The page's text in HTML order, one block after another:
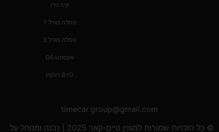
קיה נירו
טסלה מודל Y
טסלה מודל 3
אקספנג G6
BYD דולפין
timecar.group@gmail.com
© כל הזכויות שמורות למגזין טיים-קאר 2025 | נבנה ומנוהל על